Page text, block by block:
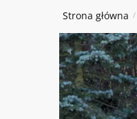
Strona główna /